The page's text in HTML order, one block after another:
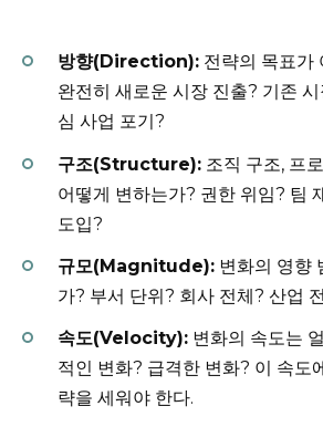
방향(Direction): 전략의 목표가
완전히 새로운 시장 진출? 기존
심 사업 포기?
구조(Structure): 조직 구조, 프
어떻게 변하는가? 권한 위임? 팀
도입?
규모(Magnitude): 변화의 영향
가? 부서 단위? 회사 전체? 산업
속도(Velocity): 변화의 속도는
적인 변화? 급격한 변화? 이 속도
략을 세워야 한다.